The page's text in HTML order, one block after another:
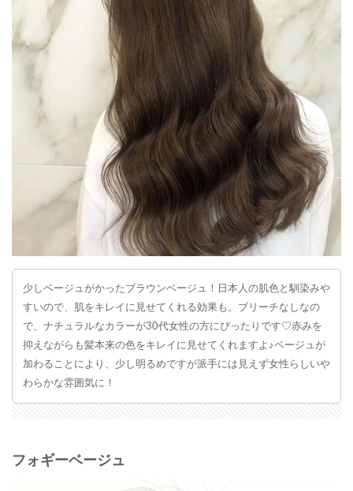
少しベージュがかったブラウンベージュ！日本人の肌色と馴染みや
すいので、肌をキレイに見せてくれる効果も。ブリーチなしなの
で、ナチュラルなカラーが30代女性の方にぴったりです♡赤みを
抑えながらも髪本来の色をキレイに見せてくれますよ♪ベージュが
加わることにより、少し明るめですが派手には見えず女性らしいや
わらかな雰囲気に！
フォギーベージュ